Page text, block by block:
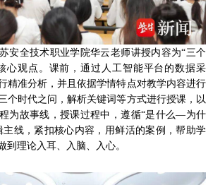
安全技术职业学院华云老师讲授内容为“三个
心观点。课前，通过人工智能平台的数据采
精准分析，并且依据学情特点对教学内容进行
个时代之问，解析关键词等方式进行授课，以
为故事线，授课过程中，遵循“是什么—为什
线，紧扣核心内容，用鲜活的案例，帮助学
到理论入耳、入脑、入心。